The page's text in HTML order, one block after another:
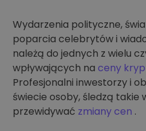
Wydarzenia polityczne,
poparcia celebrytów i
należą do jednych z wielu
wpływających na ceny
Profesjonalni inwestorzy i
świecie osoby, śledzą takie
przewidywać zmiany cen .